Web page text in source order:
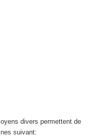
divers permettent de
suivant: